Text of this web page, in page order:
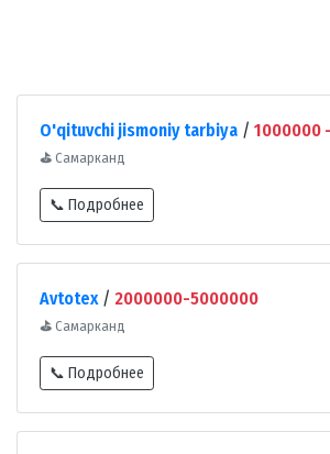
O'qituvchi jismoniy tarbiya / 1000000
⛳ Самарканд
📞 Подробнее
Avtotex/ 2000000-5000000
⛳ Самарканд
📞 Подробнее